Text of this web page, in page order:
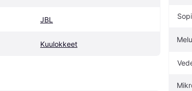
JBL
Kuulokkeet